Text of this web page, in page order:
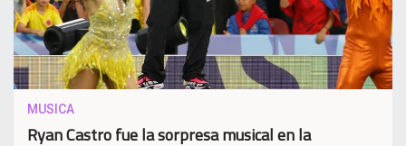
MUSICA
Ryan Castro fue la sorpresa musical en la